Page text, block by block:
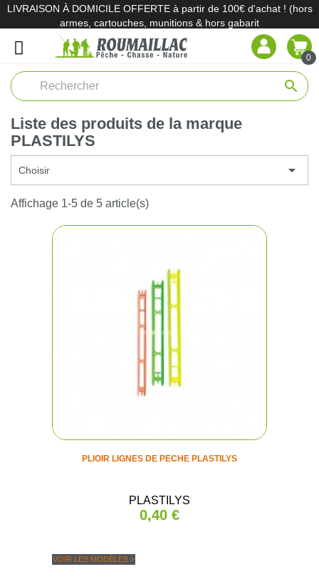
LIVRAISON À DOMICILE OFFERTE à partir de 100€ d'achat ! (hors
armes, cartouches, munitions & hors gabarit
0
search
Liste des produits de la marque
PLASTILYS
Choisir 
Affichage 1-5 de 5 article(s)
PLIOIR LIGNES DE PECHE PLASTILYS
PLASTILYS
0,40 €
VOIR LES MODÈLES >